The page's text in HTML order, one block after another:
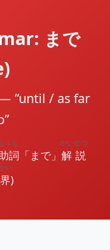
まで
“until / as far
詞
じょし
「まで」 解説
かいせつ
い
)